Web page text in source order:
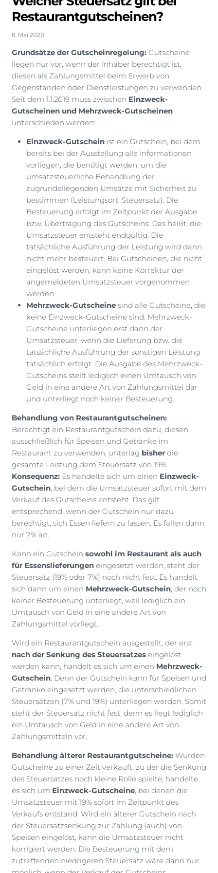
Restaurantgutscheinen?
8. Mai 2020
Grundsätze der Gutscheinregelung: Gutscheine
liegen nur vor, wenn der Inhaber berechtigt ist,
diesen als Zahlungsmittel beim Erwerb von
Gegenständen oder Dienstleistungen zu verwenden.
Seit dem 1.1.2019 muss zwischen Einzweck-
Gutscheinen und Mehrzweck-Gutscheinen
unterschieden werden:
Einzweck-Gutschein ist ein Gutschein, bei dem
bereits bei der Ausstellung alle Informationen
vorliegen, die benötigt werden, um die
umsatzsteuerliche Behandlung der
zugrundeliegenden Umsätze mit Sicherheit zu
bestimmen (Leistungsort, Steuersatz). Die
Besteuerung erfolgt im Zeitpunkt der Ausgabe
bzw. Übertragung des Gutscheins. Das heißt, die
Umsatzsteuer entsteht endgültig. Die
tatsächliche Ausführung der Leistung wird dann
nicht mehr besteuert. Bei Gutscheinen, die nicht
eingelöst werden, kann keine Korrektur der
angemeldeten Umsatzsteuer vorgenommen
werden.
Mehrzweck-Gutscheine sind alle Gutscheine, die
keine Einzweck-Gutscheine sind. Mehrzweck-
Gutscheine unterliegen erst dann der
Umsatzsteuer, wenn die Lieferung bzw. die
tatsächliche Ausführung der sonstigen Leistung
tatsächlich erfolgt. Die Ausgabe des Mehrzweck-
Gutscheins stellt lediglich einen Umtausch von
Geld in eine andere Art von Zahlungsmittel dar
und unterliegt noch keiner Besteuerung.
Behandlung von Restaurantgutscheinen:
Berechtigt ein Restaurantgutschein dazu, diesen
ausschließlich für Speisen und Getränke im
Restaurant zu verwenden, unterlag bisher die
gesamte Leistung dem Steuersatz von 19%.
Konsequenz: Es handelte sich um einen Einzweck-
Gutschein, bei dem die Umsatzsteuer sofort mit dem
Verkauf des Gutscheins entsteht. Das gilt
entsprechend, wenn der Gutschein nur dazu
berechtigt, sich Essen liefern zu lassen. Es fallen dann
nur 7% an.
Kann ein Gutschein sowohl im Restaurant als auch
für Essenslieferungen eingesetzt werden, steht der
Steuersatz (19% oder 7%) noch nicht fest. Es handelt
sich dann um einen Mehrzweck-Gutschein, der noch
keiner Besteuerung unterliegt, weil lediglich ein
Umtausch von Geld in eine andere Art von
Zahlungsmittel vorliegt.
Wird ein Restaurantgutschein ausgestellt, der erst
nach der Senkung des Steuersatzes eingelöst
werden kann, handelt es sich um einen Mehrzweck-
Gutschein. Denn der Gutschein kann für Speisen und
Getränke eingesetzt werden, die unterschiedlichen
Steuersätzen (7% und 19%) unterliegen werden. Somit
steht der Steuersatz nicht fest, denn es liegt lediglich
ein Umtausch von Geld in eine andere Art von
Zahlungsmitteln vor.
Behandlung älterer Restaurantgutscheine: Wurden
Gutscheine zu einer Zeit verkauft, zu der die Senkung
des Steuersatzes noch kleine Rolle spielte, handelte
es sich um Einzweck-Gutscheine, bei denen die
Umsatzsteuer mit 19% sofort im Zeitpunkt des
Verkaufs entstand. Wird ein älterer Gutschein nach
der Steuersatzsenkung zur Zahlung (auch) von
Speisen eingelöst, kann die Umsatzsteuer nicht
korrigiert werden. Die Besteuerung mit dem
zutreffenden niedrigeren Steuersatz wäre dann nur